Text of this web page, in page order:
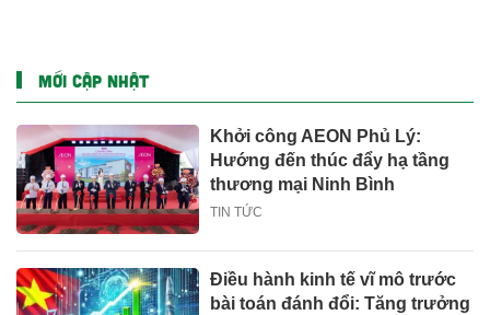
MỚI CẬP NHẬT
Khởi công AEON Phủ Lý:
Hướng đến thúc đẩy hạ tầng
thương mại Ninh Bình
TIN TỨC
Điều hành kinh tế vĩ mô trước
bài toán đánh đổi: Tăng trưởng